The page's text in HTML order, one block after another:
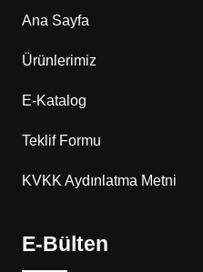
Ana Sayfa
Ürünlerimiz
E-Katalog
Teklif Formu
KVKK Aydınlatma Metni
E-Bülten